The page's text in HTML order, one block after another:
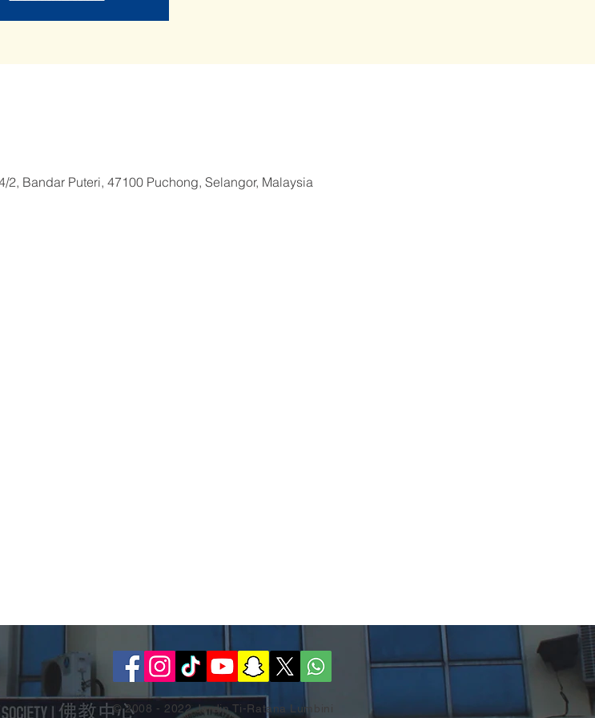
Bandar Puteri, 47100 Puchong, Selangor, Malaysia
© 2008 - 2022 Jardin Ti-Ratana Lumbini